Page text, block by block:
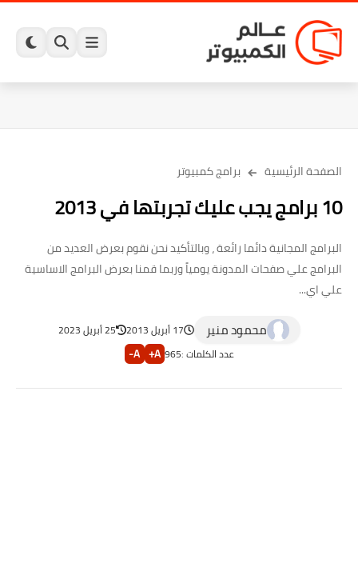
الصفحة الرئيسية برامج كمبيوتر
10 برامج يجب عليك تجربتها في 2013
البرامج المجانية دائما رائعة ، وبالتأكيد نحن نقوم بعرض العديد من
البرامج علي صفحات المدونة يومياً وربما قمنا بعرض البرامج الاساسية
علي اي...
محمود منير 17 أبريل 2013
25 أبريل 2023
عدد الكلمات :965
A+
A-